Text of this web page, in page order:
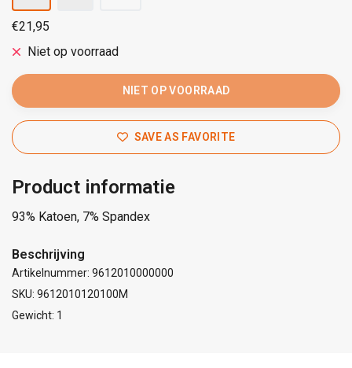
€21,95
Niet op voorraad
NIET OP VOORRAAD
SAVE AS FAVORITE
Product informatie
93% Katoen, 7% Spandex
Beschrijving
Artikelnummer: 9612010000000
SKU: 9612010120100M
Gewicht: 1